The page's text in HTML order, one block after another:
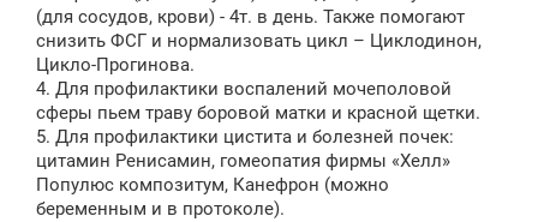
(для сосудов, крови) - 4т. в день. Также помогают
снизить ФСГ и нормализовать цикл – Циклодинон,
Цикло-Прогинова.
4. Для профилактики воспалений мочеполовой
сферы пьем траву боровой матки и красной щетки.
5. Для профилактики цистита и болезней почек:
цитамин Ренисамин, гомеопатия фирмы «Хелл»
Популюс композитум, Канефрон (можно
беременным и в протоколе).